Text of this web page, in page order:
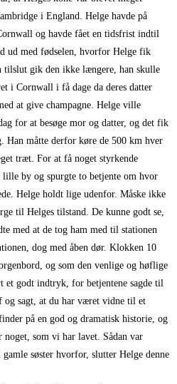
i England. Helge havde på
og havde fået en tidsfrist indtil
ud med fødselen, hvorfor Helge fik
gik den ikke længere, han skulle
i Cornwall i få dage da deres datter
at give champagne. Helge ville
for at besøge mor og datter, og det fik
Han måtte derfor køre de 500 km hver
træt. For at få noget styrkende
lille by og spurgte to betjente om hvor
Helge holdt lige udenfor. Måske ikke
til Helges tilstand. De kunne godt se,
med at de tog ham med til stationen
dog med åben dør. Klokken 10
og som den venlige og høflige
et godt indtryk, for betjentene sagde til
sagt, at du har været vidne til et
på en god og dramatisk historie, og
som vi har lavet. Sådan var
søster hvorfor, slutter Helge denne